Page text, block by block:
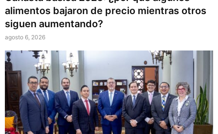
alimentos bajaron de precio mientras otros
siguen aumentando?
agosto 6, 2026